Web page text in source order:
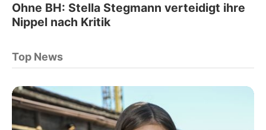
Ohne BH: Stella Stegmann verteidigt ihre
Nippel nach Kritik
Top News